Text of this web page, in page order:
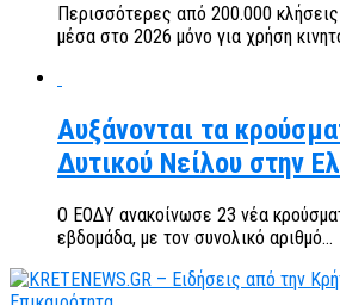
Περισσότερες από 200.000
μέσα στο 2026 μόνο για χρήση
Αυξάνονται τα
Δυτικού Νείλου στην
Ο ΕΟΔΥ ανακοίνωσε 23 νέα
εβδομάδα, με τον συνολικό αριθμό...